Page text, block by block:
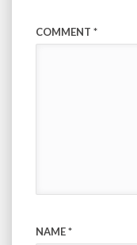
COMMENT *
NAME*